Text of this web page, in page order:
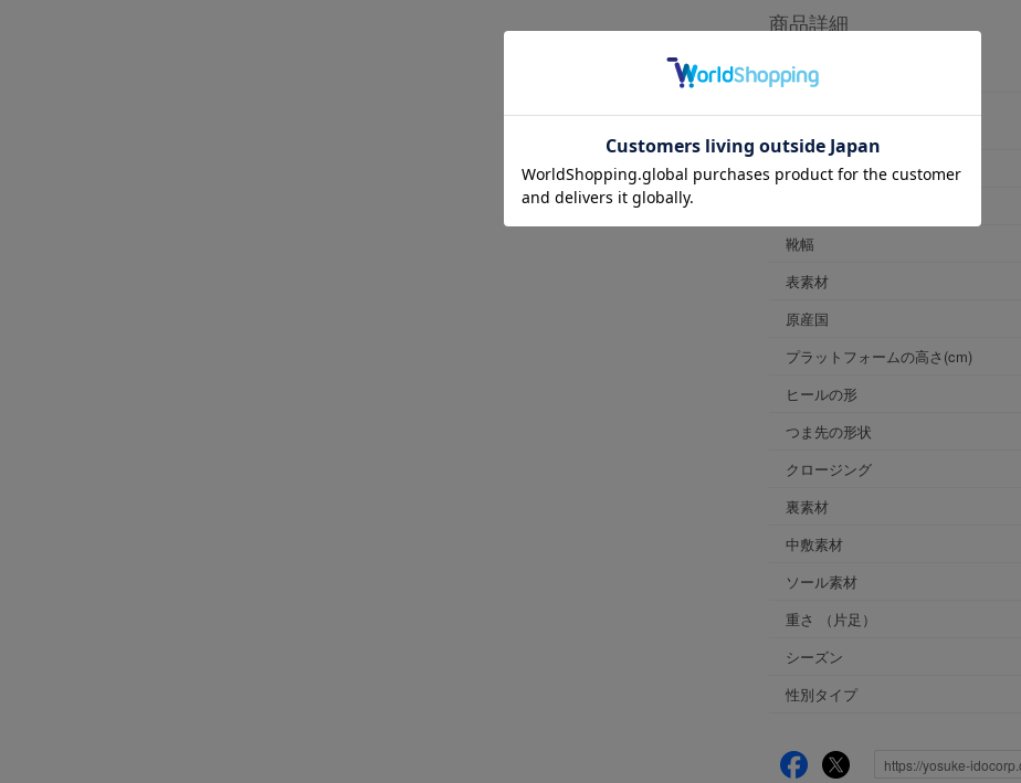
商品詳細
商品番号
ブランド商品番号
色
靴幅
表素材
原産国
プラットフォームの高さ(cm)
ヒールの形
つま先の形状
クロージング
裏素材
中敷素材
ソール素材
重さ
（片足）
シーズン
性別タイプ